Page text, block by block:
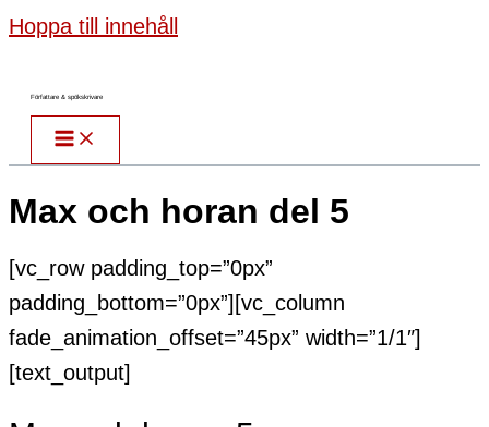
Hoppa till innehåll
Författare & spökskrivare
Max och horan del 5
[vc_row padding_top=”0px”
padding_bottom=”0px”][vc_column
fade_animation_offset=”45px” width=”1/1″]
[text_output]